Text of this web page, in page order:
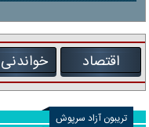
اقتصاد
تریبون آزاد سرپوش